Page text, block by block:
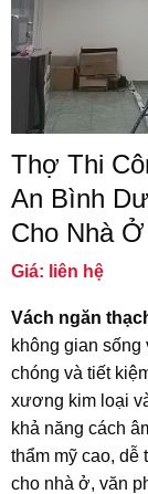
Thợ Thi
An Bình
Cho Nhà
Giá: liên hệ
Vách ngăn
không gian sống
chóng và tiết
xương kim loại
khả năng cách
thẩm mỹ cao, dễ
cho nhà ở, văn